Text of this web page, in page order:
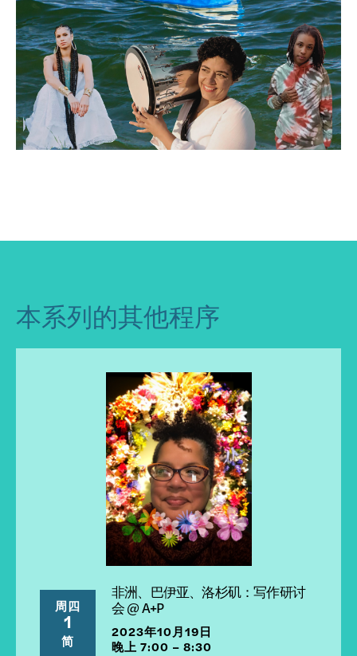
本系列的其他程序
周四
1
简
非洲、巴伊亚、洛杉矶：写作研讨
会 @ A+P
2023年10月19日
晚上 7:00 – 8:30